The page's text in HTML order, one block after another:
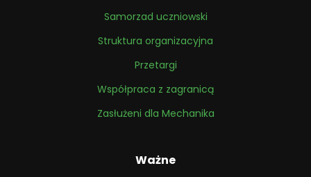
Samorzad uczniowski
Struktura organizacyjna
Przetargi
Współpraca z zagranicą
Zasłużeni dla Mechanika
Ważne